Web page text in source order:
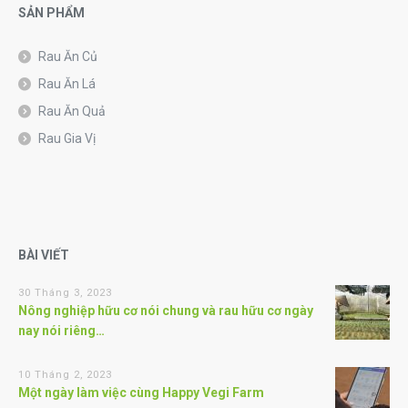
SẢN PHẨM
Rau Ăn Củ
Rau Ăn Lá
Rau Ăn Quả
Rau Gia Vị
BÀI VIẾT
30 Tháng 3, 2023
Nông nghiệp hữu cơ nói chung và rau hữu cơ ngày
nay nói riêng…
10 Tháng 2, 2023
Một ngày làm việc cùng Happy Vegi Farm